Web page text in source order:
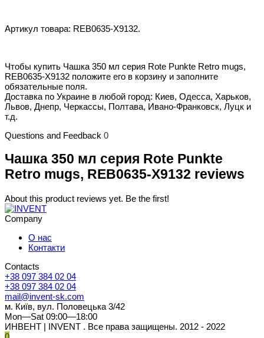
Артикул товара: REB0635-X9132.
Чтобы купить Чашка 350 мл серия Rote Punkte Retro mugs,
REB0635-X9132 положите его в корзину и заполните
обязательные поля.
Доставка по Украине в любой город: Киев, Одесса, Харьков,
Львов, Днепр, Черкассы, Полтава, Ивано-Франковск, Луцк и
т.д.
Questions and Feedback 0
Чашка 350 мл серия Rote Punkte
Retro mugs, REB0635-X9132 reviews
About this product reviews yet. Be the first!
Company
О нас
Контакти
Contacts
+38 097 384 02 04
+38 097 384 02 04
mail@invent-sk.com
м. Київ, вул. Половецька 3/42
Mon—Sat 09:00—18:00
ИНВЕНТ | INVENT . Все права защищены. 2012 - 2022